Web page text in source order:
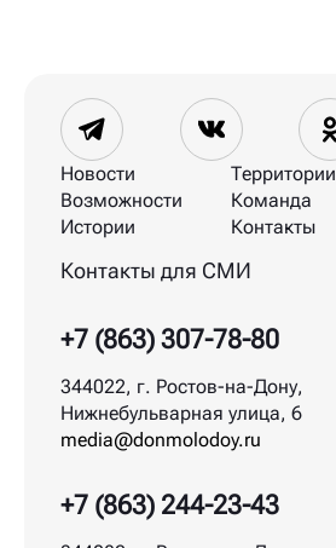
+7 (863) 244-23-43
Контакты для СМИ
+7 (863) 307-78-80
344022, г. Ростов-на-Дону,
Нижнебульварная улица, 6
media@donmolodoy.ru
Новости
Возможности
Истории
Территории
Команда
Контакты